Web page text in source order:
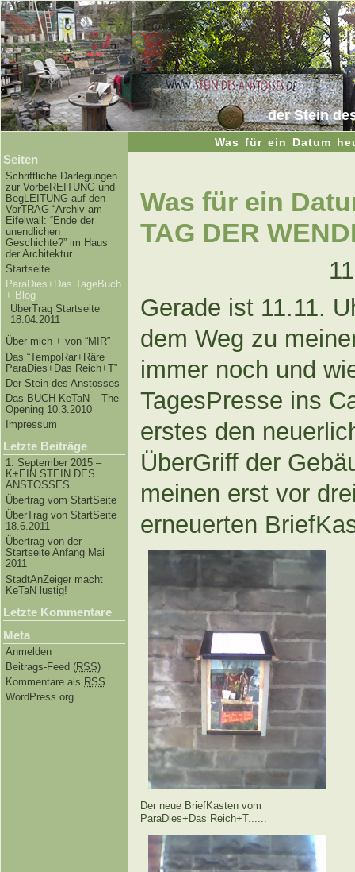
der Stein
Was für ein Datum
Seiten
Schriftliche Darlegungen
zur VorbeREITUNG und
BegLEITUNG auf den
VorTRAG “Archiv am
Eifelwall: “Ende der
unendlichen
Geschichte?” im Haus
der Architektur
Startseite
ParaDies+Das TageBuch
+ Blog
ÜberTrag Startseite
18.04.2011
Über mich + von “MIR”
Das “TempoRar+Räre
ParaDies+Das Reich+T”
Der Stein des Anstosses
Das BUCH KeTaN – The
Opening 10.3.2010
Impressum
Letzte Beiträge
1. September 2015 –
K+EIN STEIN DES
ANSTOSSES
Übertrag vom StartSeite
ÜberTrag von StartSeite
18.6.2011
Übertrag von der
Startseite Anfang Mai
2011
StadtAnZeiger macht
KeTaN lustig!
Letzte Kommentare
Meta
Anmelden
Beitrags-Feed (RSS)
Kommentare als RSS
WordPress.org
Was für ein
TAG DER
Gerade ist 11.11.
dem Weg zu
immer noch und
TagesPresse ins
erstes den
ÜberGriff der
meinen erst vor
erneuerten
Der neue BriefKasten vom
ParaDies+Das Reich+T......